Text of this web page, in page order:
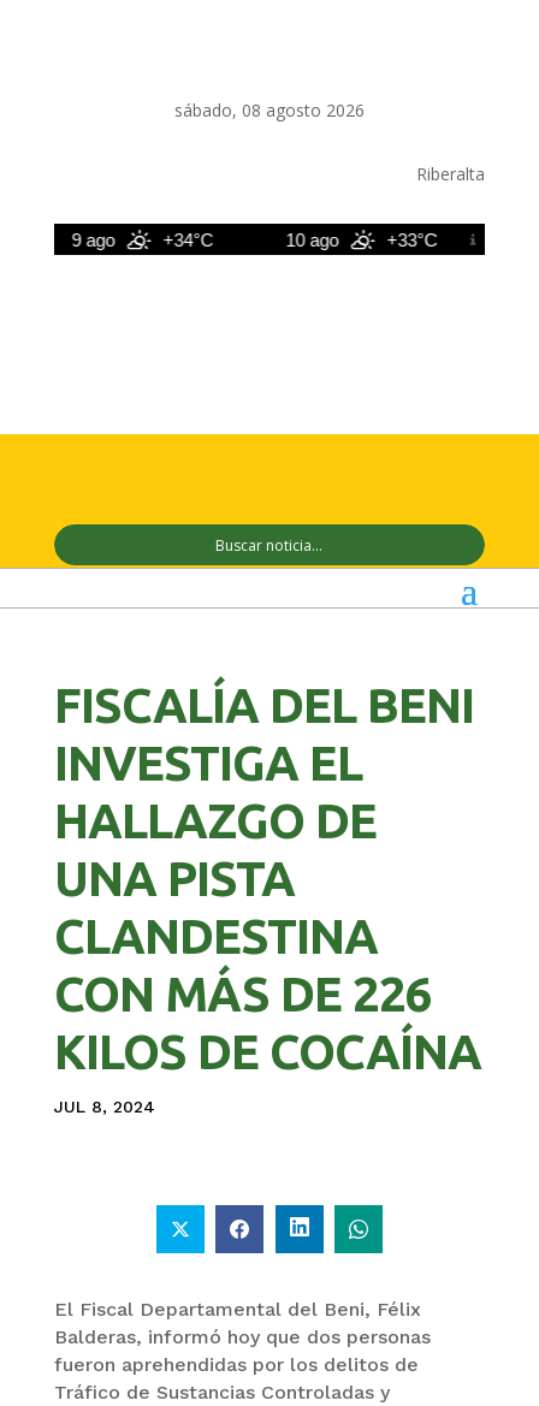
sábado, 08 agosto 2026
Riberalta
9 ago +34°C 10 ago +33°C
FISCALÍA DEL BENI
INVESTIGA EL
HALLAZGO DE
UNA PISTA
CLANDESTINA
CON MÁS DE 226
KILOS DE COCAÍNA
JUL 8, 2024
El Fiscal Departamental del Beni, Félix
Balderas, informó hoy que dos personas
fueron aprehendidas por los delitos de
Tráfico de Sustancias Controladas y